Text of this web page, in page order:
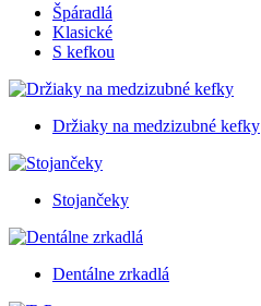
Špáradlá
Klasické
S kefkou
Držiaky na medzizubné kefky
Stojančeky
Dentálne zrkadlá